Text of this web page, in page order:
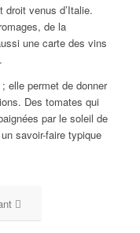
venus d’Italie.
de la
une carte des vins
elle permet de donner
Des tomates qui
par le soleil de
savoir-faire typique